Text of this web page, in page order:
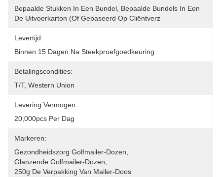
Bepaalde Stukken In Een Bundel, Bepaalde Bundels In Een
De Uitvoerkarton (of Gebaseerd Op Cliëntverz
Levertijd:
Binnen 15 Dagen Na Steekproefgoedkeuring
Betalingscondities:
T/T, Western Union
Levering Vermogen:
20,000pcs Per Dag
Markeren:
Gezondheidszorg Golfmailer-Dozen
Glanzende Golfmailer-Dozen
250g De Verpakking Van Mailer-Doos